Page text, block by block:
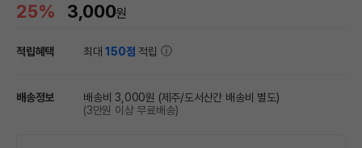
25% 3,000원
적립혜택 최대150점 적립
배송정보 배송비 3,000원 (제주/도서산간 배송비 별도)
(3만원 이상 무료배송)